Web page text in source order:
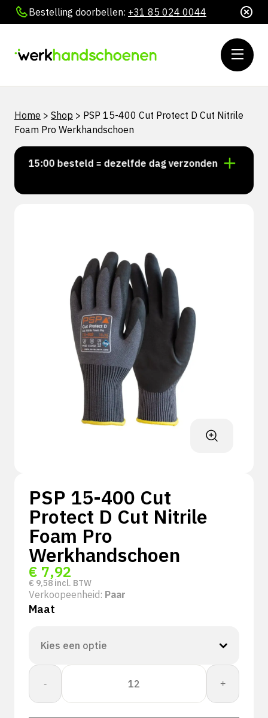
Bestelling doorbellen: +31 85 024 0044
Home > Shop > PSP 15-400 Cut Protect D Cut Nitrile
Foam Pro Werkhandschoen
15:00 besteld = dezelfde dag verzonden
PSP 15-400 Cut
Protect D Cut Nitrile
Foam Pro
Werkhandschoen
€ 7,92
€ 9,58 incl. BTW
Verkoopeenheid: Paar
Maat
-
PSP
400
+